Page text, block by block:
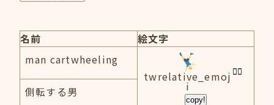
名前
絵文字
man cartwheeling
twrelative_emoj
i
copy!
側転する男